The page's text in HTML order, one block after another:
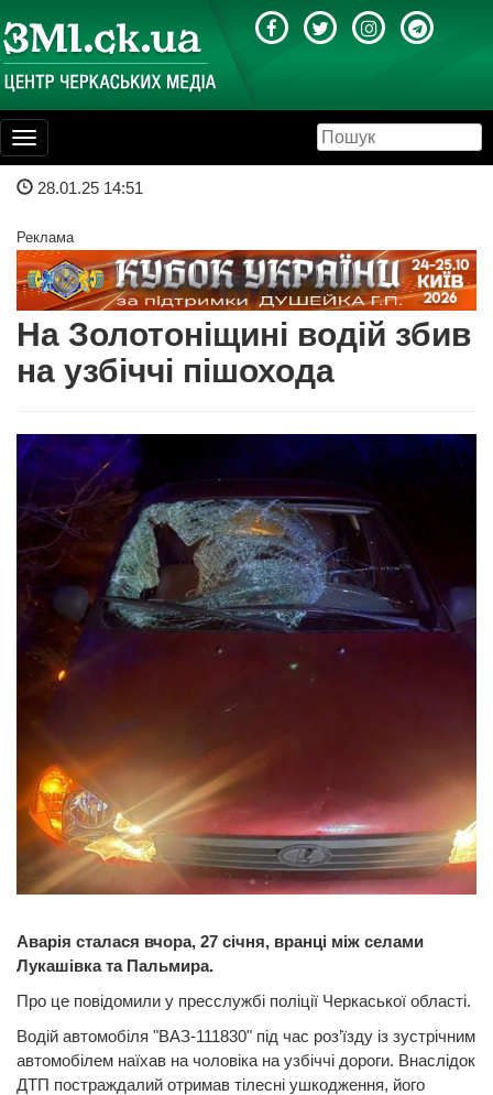
Toggle
navigation
28.01.25 14:51
Реклама
На Золотоніщині водій збив
на узбіччі пішохода
Аварія сталася вчора, 27 січня, вранці між селами
Лукашівка та Пальмира.
Про це повідомили у пресслужбі поліції Черкаської області.
Водій автомобіля "ВАЗ-111830" під час роз’їзду із зустрічним
автомобілем наїхав на чоловіка на узбіччі дороги. Внаслідок
ДТП постраждалий отримав тілесні ушкодження, його